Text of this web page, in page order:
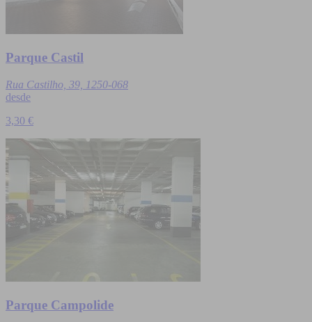
Parque Castil
Rua Castilho, 39, 1250-068
desde
3,30 €
Parque Campolide